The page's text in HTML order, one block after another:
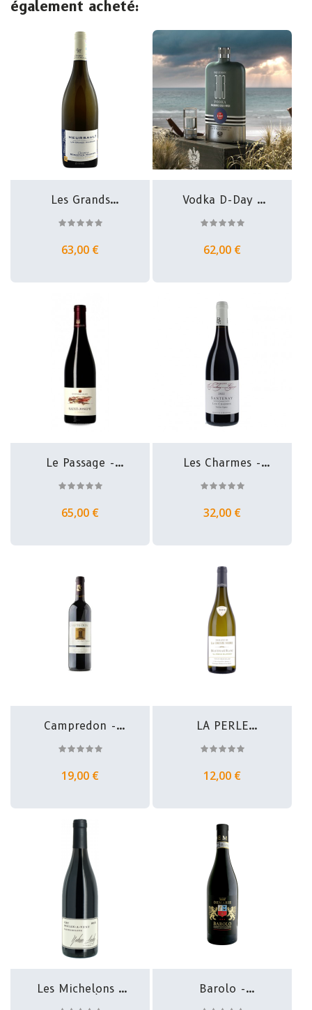
également acheté:
Les Grands
63,00 €
Vodka D-Day -
62,00 €
Le Passage -
65,00 €
Les Charmes -
32,00 €
Campredon -
19,00 €
LA PERLE
12,00 €
Les Michelons -
Barolo -